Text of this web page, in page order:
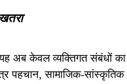
अब केवल व्यक्तिगत संबंधों का
पहचान, सामाजिक-सांस्कृतिक